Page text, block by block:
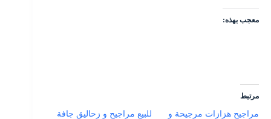
معجب بهذه:
مرتبط
مراجيح هزازات مرجيحة و
للبيع مراجيح و زحاليق جافة